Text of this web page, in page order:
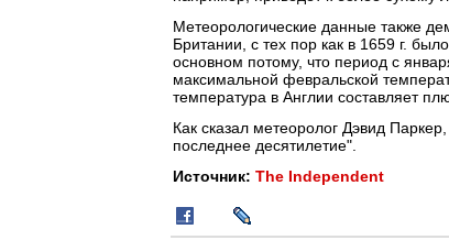
Метеорологические данные также
Британии, с тех пор как в 1659 г.
основном потому, что период с
максимальной февральской
температура в Англии составляет
Как сказал метеоролог Дэвид
последнее десятилетие".
Источник: The Independent